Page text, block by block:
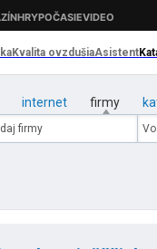
internet firmy